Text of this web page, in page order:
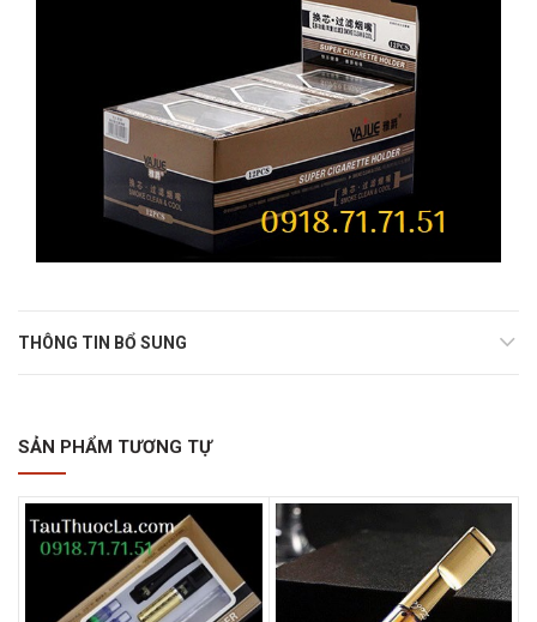
THÔNG TIN BỔ SUNG
SẢN PHẨM TƯƠNG TỰ